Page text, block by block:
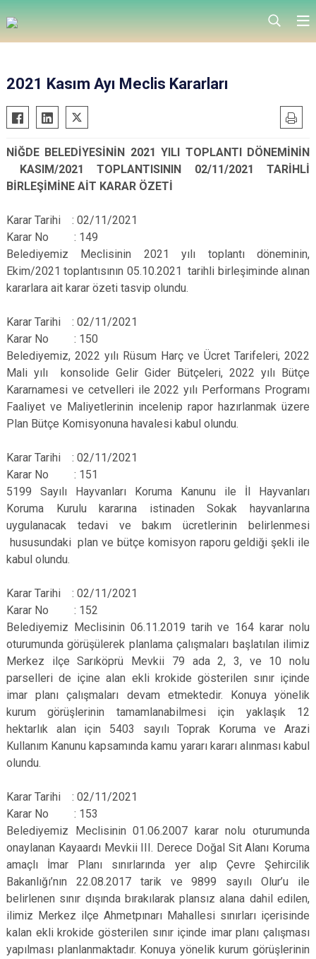
2021 Kasım Ayı Meclis Kararları
NİĞDE BELEDİYESİNİN 2021 YILI TOPLANTI DÖNEMİNİN
KASIM/2021 TOPLANTISININ 02/11/2021 TARİHLİ
BİRLEŞİMİNE AİT KARAR ÖZETİ
Karar Tarihi : 02/11/2021
Karar No : 149
Belediyemiz Meclisinin 2021 yılı toplantı döneminin,
Ekim/2021 toplantısının 05.10.2021 tarihli birleşiminde alınan
kararlara ait karar özeti tasvip olundu.
Karar Tarihi : 02/11/2021
Karar No : 150
Belediyemiz, 2022 yılı Rüsum Harç ve Ücret Tarifeleri, 2022
Mali yılı konsolide Gelir Gider Bütçeleri, 2022 yılı Bütçe
Kararnamesi ve cetvelleri ile 2022 yılı Performans Programı
Faaliyet ve Maliyetlerinin incelenip rapor hazırlanmak üzere
Plan Bütçe Komisyonuna havalesi kabul olundu.
Karar Tarihi : 02/11/2021
Karar No : 151
5199 Sayılı Hayvanları Koruma Kanunu ile İl Hayvanları
Koruma Kurulu kararına istinaden Sokak hayvanlarına
uygulanacak tedavi ve bakım ücretlerinin belirlenmesi
hususundaki plan ve bütçe komisyon raporu geldiği şekli ile
kabul olundu.
Karar Tarihi : 02/11/2021
Karar No : 152
Belediyemiz Meclisinin 06.11.2019 tarih ve 164 karar nolu
oturumunda görüşülerek planlama çalışmaları başlatılan ilimiz
Merkez ilçe Sarıköprü Mevkii 79 ada 2, 3, ve 10 nolu
parselleri de içine alan ekli krokide gösterilen sınır içinde
imar planı çalışmaları devam etmektedir. Konuya yönelik
kurum görüşlerinin tamamlanabilmesi için yaklaşık 12
hektarlık alan için 5403 sayılı Toprak Koruma ve Arazi
Kullanım Kanunu kapsamında kamu yararı kararı alınması kabul
olundu.
Karar Tarihi : 02/11/2021
Karar No : 153
Belediyemiz Meclisinin 01.06.2007 karar nolu oturumunda
onaylanan Kayaardı Mevkii III. Derece Doğal Sit Alanı Koruma
amaçlı İmar Planı sınırlarında yer alıp Çevre Şehircilik
Bakanlığı’nın 22.08.2017 tarik ve 9899 sayılı Olur’u ile
belirlenen sınır dışında bırakılarak plansız alana dahil edilen,
ilimiz Merkez ilçe Ahmetpınarı Mahallesi sınırları içerisinde
kalan ekli krokide gösterilen sınır içinde imar planı çalışması
yapılması planlanmaktadır. Konuya yönelik kurum görüşlerinin